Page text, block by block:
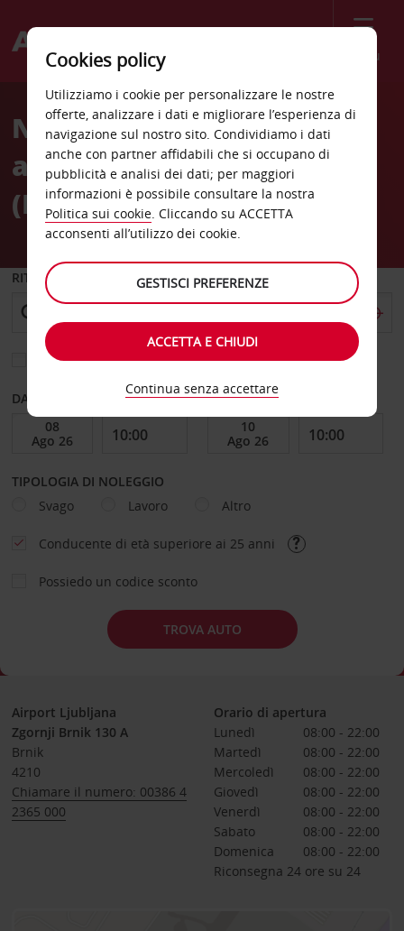
Menù
Welcome
AvisNoleggio auto
all'Aeroporto di Lubiana
(LJU)
RITIRO DA
Scegli una località di riconsegna diversa
DAL GIORNO AL GIORNO
TIPOLOGIA DI NOLEGGIO
Svago
Lavoro Altro
Conducente di età superiore ai 25 anni
Possiedo un codice sconto
TROVA AUTO
Airport Ljubljana
Zgornji Brnik 130 A
Brnik
4210
Chiamare il numero: 00386 4
2365 000
Orario di apertura
Lunedì
08:00 - 22:00
Martedì
08:00 - 22:00
Mercoledì
08:00 - 22:00
Giovedì
08:00 - 22:00
Venerdì
08:00 - 22:00
Sabato
08:00 - 22:00
Domenica
08:00 - 22:00
Riconsegna 24 ore su 24
Cookies policy
Utilizziamo i cookie per personalizzare le nostre
offerte, analizzare i dati e migliorare l’esperienza di
navigazione sul nostro sito. Condividiamo i dati
anche con partner affidabili che si occupano di
pubblicità e analisi dei dati; per maggiori
informazioni è possibile consultare la nostra
Politica sui cookie. Cliccando su ACCETTA
acconsenti all’utilizzo dei cookie.
GESTISCI PREFERENZE
ACCETTA E CHIUDI
Continua senza accettare